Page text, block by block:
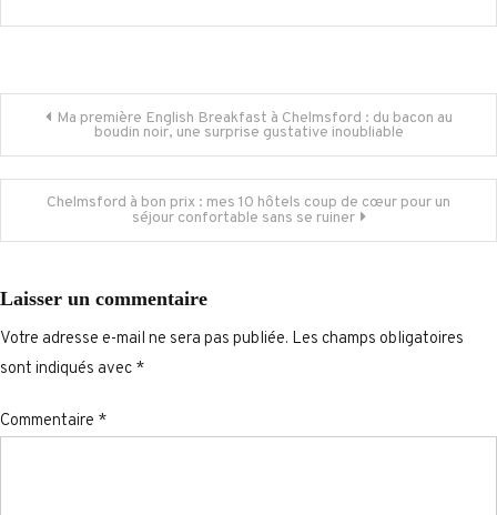
Navigation
de
l’article
Ma première English Breakfast à Chelmsford : du bacon au
boudin noir, une surprise gustative inoubliable
Chelmsford à bon prix : mes 10 hôtels coup de cœur pour un
séjour confortable sans se ruiner
Laisser un commentaire
Votre adresse e-mail ne sera pas publiée. Les champs obligatoires
sont indiqués avec *
Commentaire *